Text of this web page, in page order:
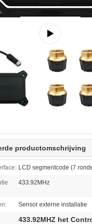
productomschrijving
LCD segmentcode (7
433.92MHz
Sensor externe installatie
433.92MHZ het